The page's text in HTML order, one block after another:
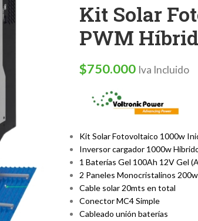
Kit Solar
PWM
$750.000 Iva Incluido
Kit Solar Fotovoltaico 1000w
Inversor cargador 1000w
1 Baterías Gel 100Ah 12V Gel
2 Paneles Monocristalinos
Cable solar 20mts en total
Conector MC4 Simple
Cableado unión baterías